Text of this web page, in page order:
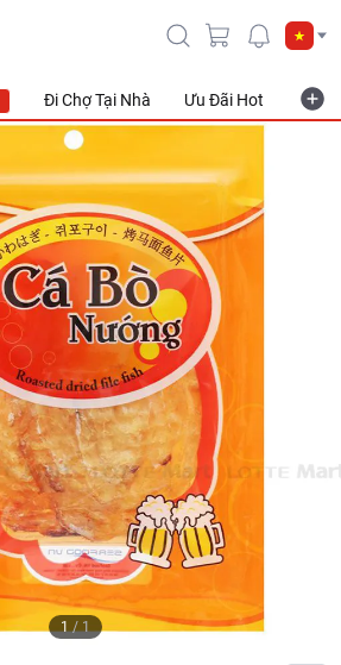
Đi Chợ Tại Nhà Ưu Đãi Hot
1/1